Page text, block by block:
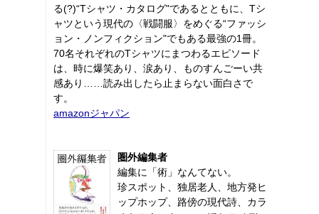
る(?)“Tシャツ・カタログ"であるとともに、Tシ
ャツという現代の〈戦闘服〉をめぐる“ファッシ
ョン・ノンフィクション"でもある最強の1冊。
70名それぞれのTシャツにまつわるエピソード
は、時に爆笑あり、涙あり、ものすんごーい共
感あり……読み出したら止まらない面白さで
す。
amazonジャパン
圏外編集者
編集に「術」なんてない。
珍スポット、独居老人、地方発ヒ
ップホップ、路傍の現代詩、カラ